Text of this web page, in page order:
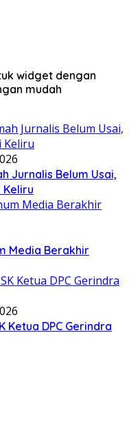
widget dengan
mudah
Jurnalis Belum Usai,
Keliru
Media Berakhir
Ketua DPC Gerindra